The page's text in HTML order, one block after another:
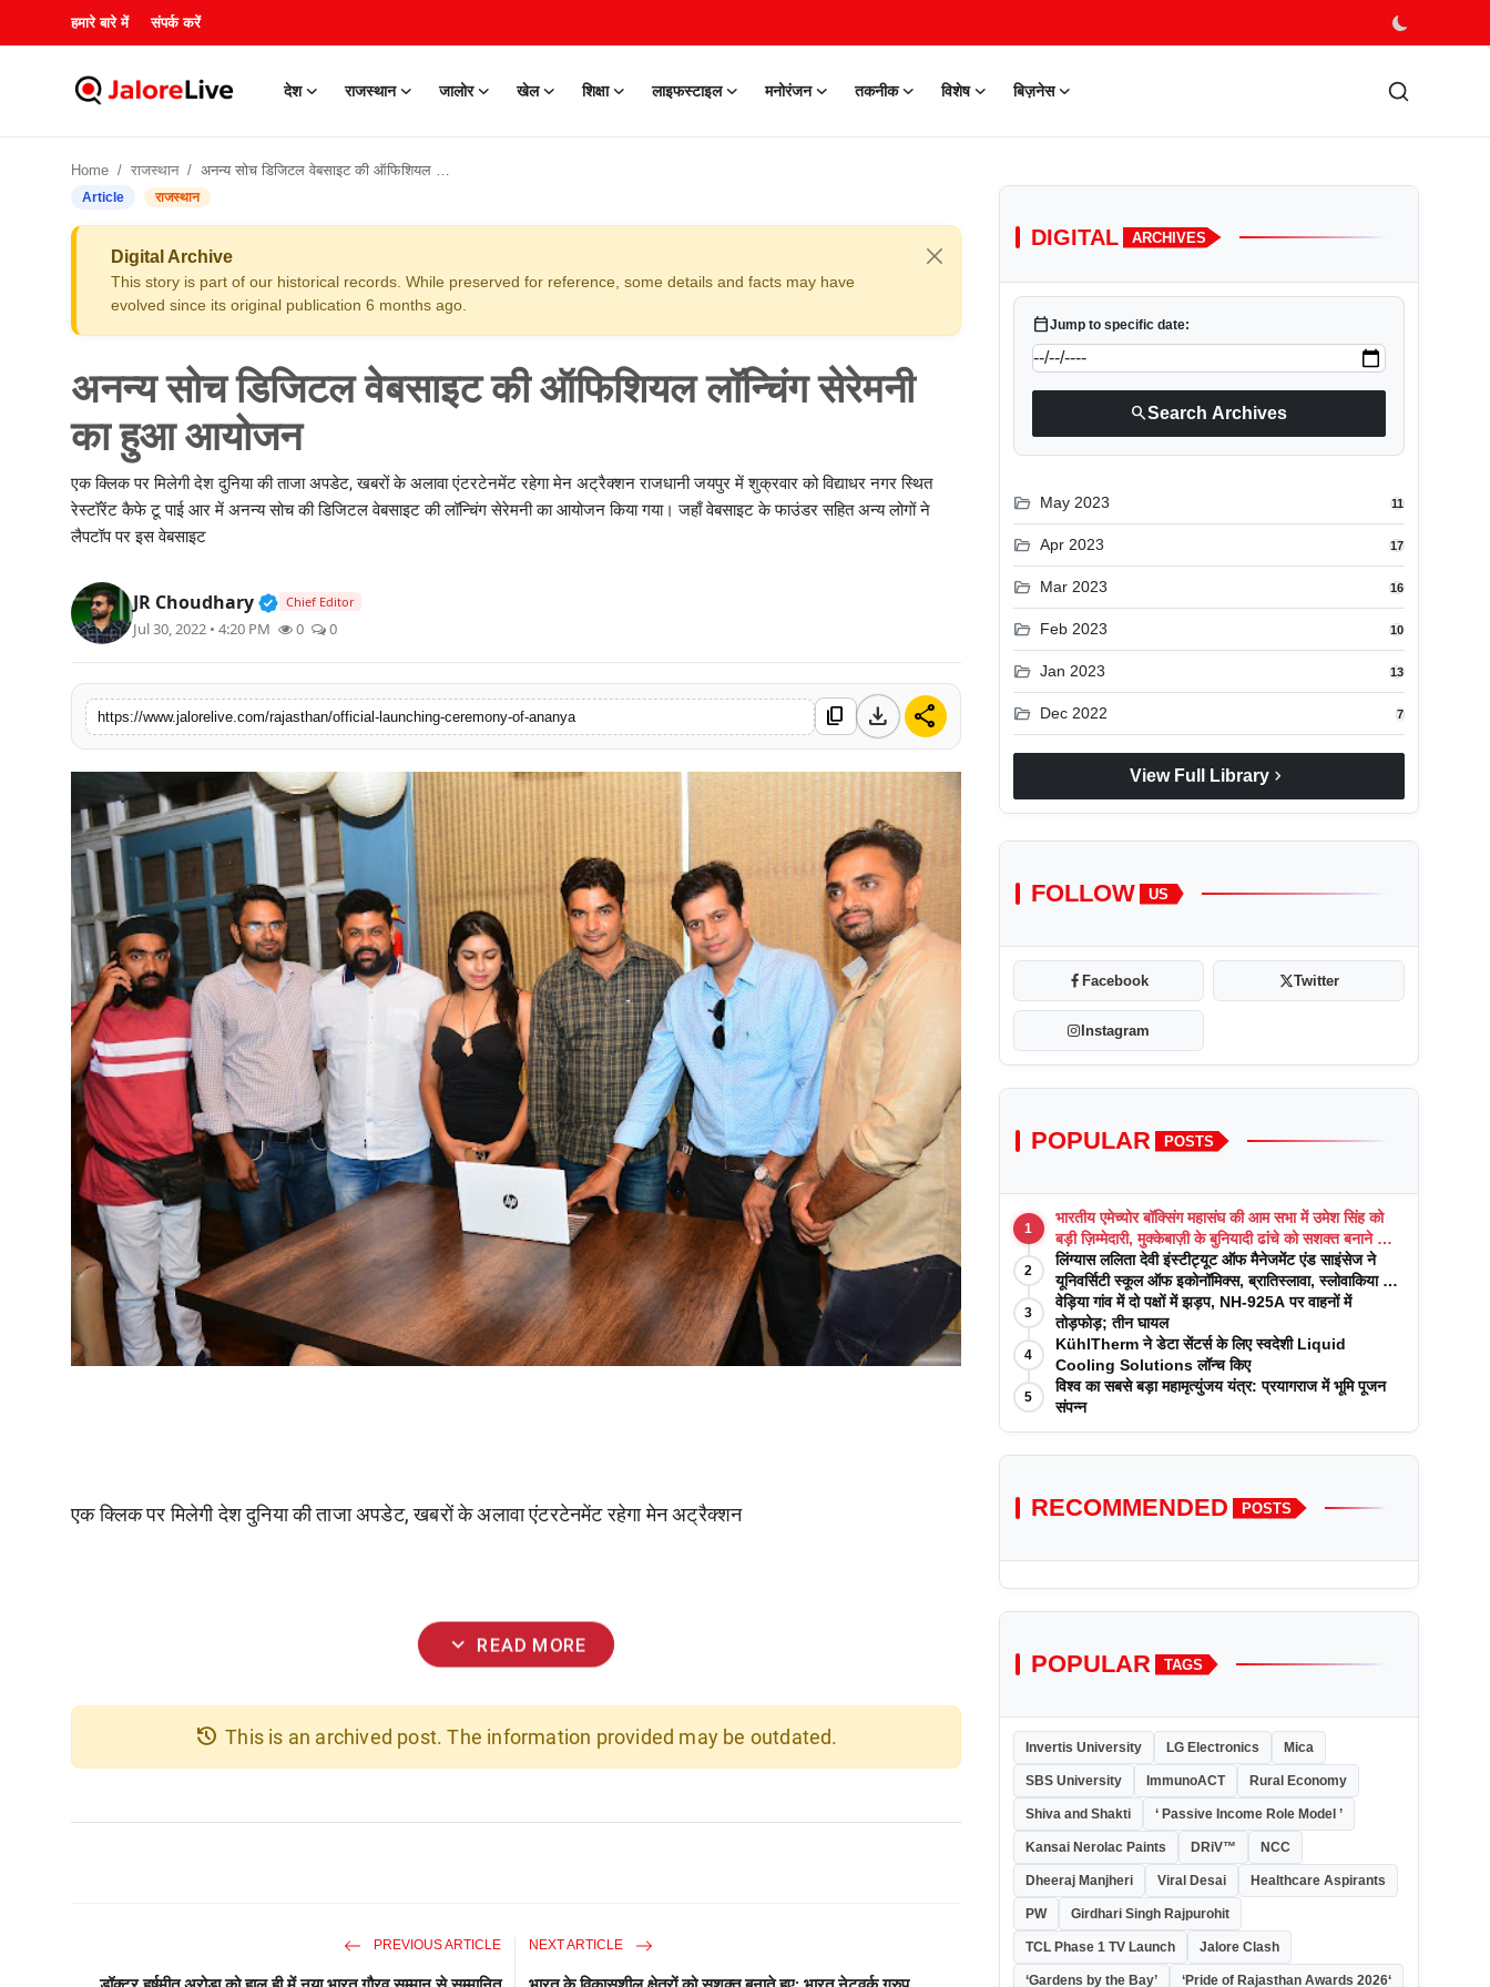
हमारे बारे में संपर्क करें
देश राजस्थान जालोर खेल शिक्षा लाइफस्टाइल मनोरंजन तकनीक विशेष बिज़नेस
लाइफस्टाइल
Home राजस्थान अनन्य सोच डिजिटल वेबसाइट की ऑफिशियल लॉन्चिंग सेरेमनी का हुआ आयोजन
Article राजस्थान
Digital Archive
This story is part of our historical records. While preserved for reference, some details and facts may have
evolved since its original publication 6 months ago.
अनन्य सोच डिजिटल वेबसाइट की ऑफिशियल लॉन्चिंग सेरेमनी
का हुआ आयोजन
एक क्लिक पर मिलेगी देश दुनिया की ताजा अपडेट, खबरों के अलावा एंटरटेनमेंट रहेगा मेन अट्रैक्शन राजधानी जयपुर में शुक्रवार को विद्याधर नगर स्थित
रेस्टॉरेंट कैफे टू पाई आर में अनन्य सोच की डिजिटल वेबसाइट की लॉन्चिंग सेरेमनी का आयोजन किया गया। जहाँ वेबसाइट के फाउंडर सहित अन्य लोगों ने
लैपटॉप पर इस वेबसाइट
JR Choudhary Verified Public Figure • 30 Mar, 2026
Chief Editor
Jul 30, 2022 • 4:20 PM 0 0
https://www.jalorelive.com/rajasthan/official-launching-ceremony-of-ananya content_copy download share
एक क्लिक पर मिलेगी देश दुनिया की ताजा अपडेट, खबरों के अलावा एंटरटेनमेंट रहेगा मेन अट्रैक्शन
expand_more READ MORE
history This is an archived post. The information provided may be outdated.
PREVIOUS ARTICLE NEXT ARTICLE
DIGITAL ARCHIVES
calendar_todayJump to specific date:
searchSearch Archives
folder_open May 2023 11
folder_open Apr 2023 17
folder_open Mar 2023 16
folder_open Feb 2023 10
folder_open Jan 2023 13
folder_open Dec 2022 7
View Full Library chevron_right
FOLLOW US
Facebook Twitter
Instagram
POPULAR POSTS
1
भारतीय एमेच्योर बॉक्सिंग महासंघ की आम सभा में उमेश सिंह को
बड़ी ज़िम्मेदारी, मुक्केबाज़ी के बुनियादी ढांचे को सशक्त बनाने का
वादा
2
लिंग्यास ललिता देवी इंस्टीट्यूट ऑफ मैनेजमेंट एंड साइंसेज ने
यूनिवर्सिटी स्कूल ऑफ इकोनॉमिक्स, ब्रातिस्लावा, स्लोवाकिया के
साथ अकादमिक पत्रिकाओं में प्रकाशन रणनीतियों पर एक
दिवसीय कार्यशाला का आयोजन किया
3
वेड़िया गांव में दो पक्षों में झड़प, NH-925A पर वाहनों में
तोड़फोड़; तीन घायल
4
KühlTherm ने डेटा सेंटर्स के लिए स्वदेशी Liquid
Cooling Solutions लॉन्च किए
5
विश्व का सबसे बड़ा महामृत्युंजय यंत्र: प्रयागराज में भूमि पूजन
संपन्न
RECOMMENDED POSTS
POPULAR TAGS
Invertis University LG Electronics Mica
SBS University ImmunoACT Rural Economy
Shiva and Shakti ‘ Passive Income Role Model ’
Kansai Nerolac Paints DRiV™ NCC
Dheeraj Manjheri Viral Desai Healthcare Aspirants
PW Girdhari Singh Rajpurohit
TCL Phase 1 TV Launch Jalore Clash
‘Gardens by the Bay’ ‘Pride of Rajasthan Awards 2026‘